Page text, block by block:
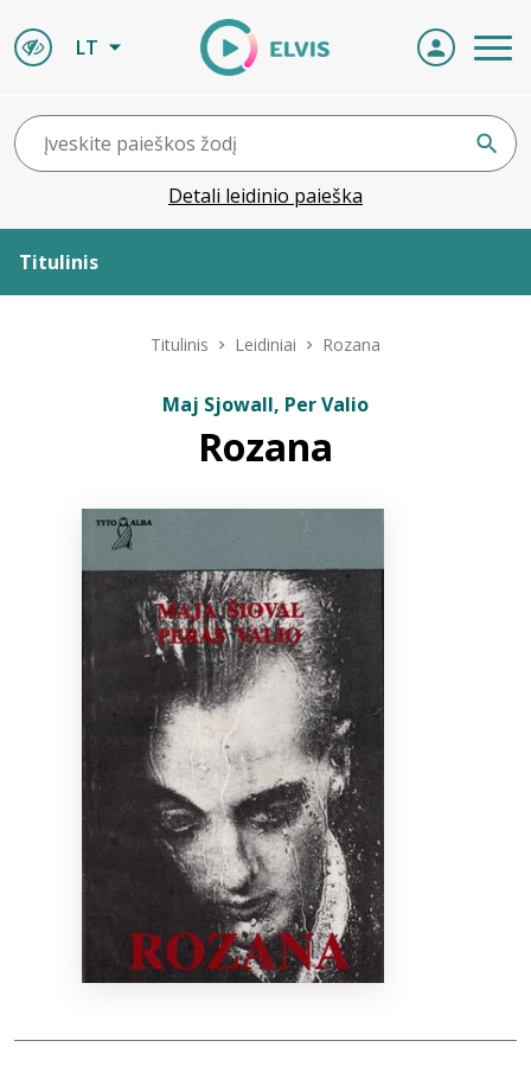
LT
Detali leidinio paieška
Titulinis
Naujienos
Bibliotekoms
Titulinis Leidiniai Rozana
Maj Sjowall, Per Valio
Rozana